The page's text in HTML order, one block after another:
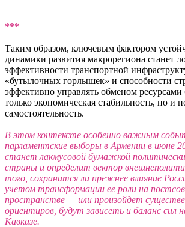
***
Таким образом, ключевым фактором
динамики развития макрорегиона станет
эффективности транспортной
«бутылочных горлышек» и способности
эффективно управлять обменом ресурсами
только экономическая стабильность, но и
самостоятельность.
В этом контексте особенно важным
парламентские выборы в Армении в июне
станет лакмусовой бумажкой
страны и определит вектор
того, сохранится ли прежнее влияние
учетом трансформации ее роли на
пространстве — или произойдет
ориентиров, будут зависеть и баланс
Кавказе.